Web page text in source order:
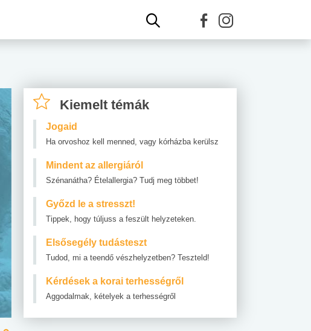
Kiemelt témák
Jogaid
Ha orvoshoz kell menned, vagy kórházba kerülsz
Mindent az allergiáról
Szénanátha? Ételallergia? Tudj meg többet!
Győzd le a stresszt!
Tippek, hogy túljuss a feszült helyzeteken.
Elsősegély tudásteszt
Tudod, mi a teendő vészhelyzetben? Teszteld!
Kérdések a korai terhességről
Aggodalmak, kételyek a terhességről